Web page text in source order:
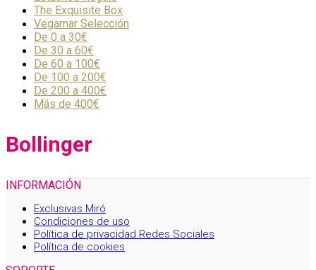
The Exquisite Box
Vegamar Selección
De 0 a 30€
De 30 a 60€
De 60 a 100€
De 100 a 200€
De 200 a 400€
Más de 400€
Bollinger
INFORMACIÓN
Exclusivas Miró
Condiciones de uso
Política de privacidad Redes Sociales
Política de cookies